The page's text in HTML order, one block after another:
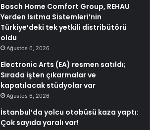
Bosch Home Comfort Group, REHAU
Yerden Isıtma Sistemleri’nin
Türkiye’deki tek yetkili distribütörü
oldu
Ağustos 6, 2026
Electronic Arts (EA) resmen satıldı;
Sırada işten çıkarmalar ve
kapatılacak stüdyolar var
Ağustos 6, 2026
İstanbul’da yolcu otobüsü kaza yaptı:
Çok sayıda yaralı var!